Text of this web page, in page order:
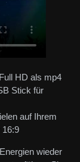
HD als mp4
Stick für
auf Ihrem
16:9
wieder